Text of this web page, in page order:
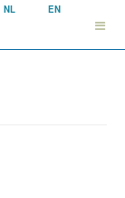
votre langue
NL EN